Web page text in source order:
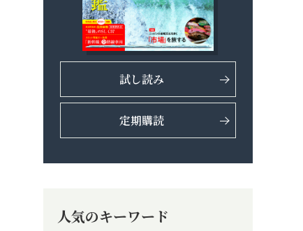
試し読み
定期購読
人気のキーワード